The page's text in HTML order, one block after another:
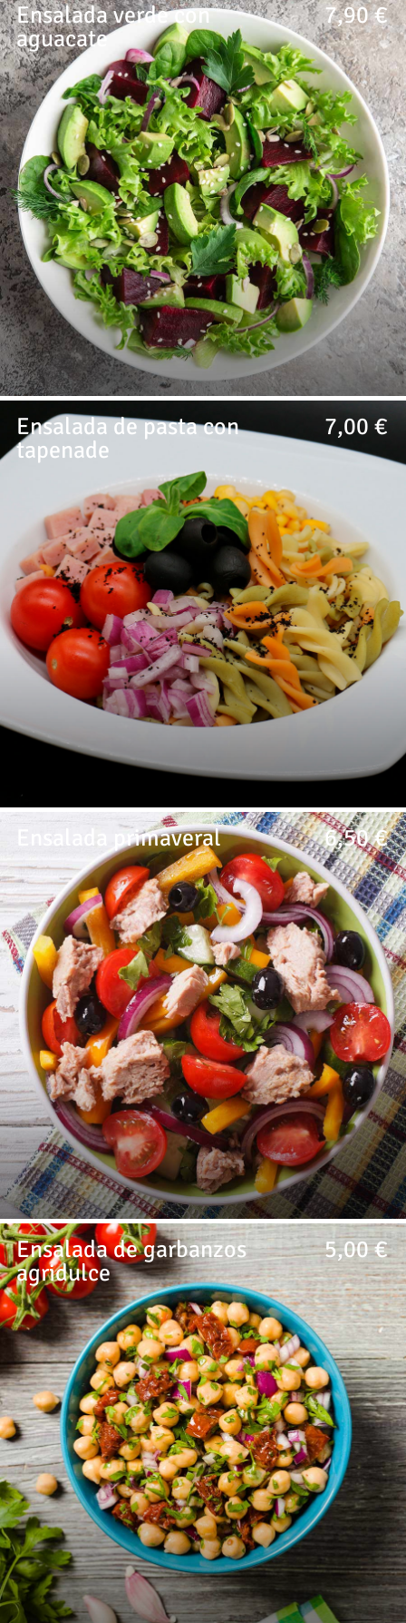
Ensalada verde con
aguacate
7,90 €
Ensalada de pasta con
tapenade
7,00 €
Ensalada primaveral 6,50 €
Mezcla de lechugas con ventresca, rabanito y aceituna
negra.
Ensalada de garbanzos
agridulce
5,00 €
Ensalada de verano con pasas, curry, tomate seco y zumo de
naranja: ¡La alegría de la huerta!